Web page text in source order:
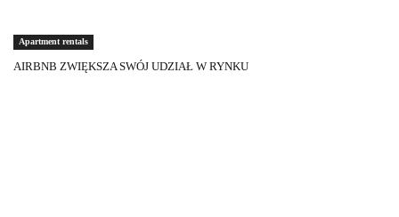
Apartment rentals
AIRBNB ZWIĘKSZA SWÓJ UDZIAŁ W RYNKU